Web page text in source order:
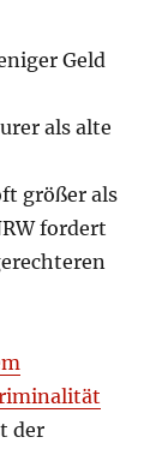
Geld
als alte
größer als
fordert
der